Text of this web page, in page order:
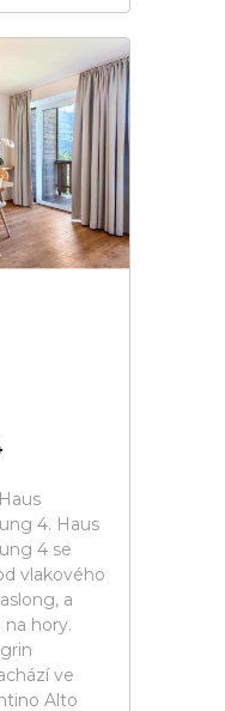
4. Haus
4 se
vlakového
a
na hory.
ve
Alto